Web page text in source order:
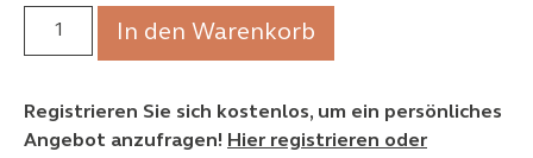
In den Warenkorb
Registrieren Sie sich kostenlos, um ein persönliches
Angebot anzufragen! Hier registrieren oder